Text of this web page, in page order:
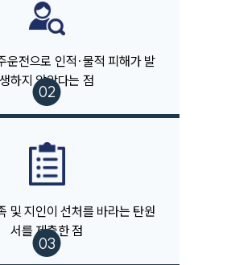
팀소개
대륜의 강점
오시는 길
벌 파트너 로펌
고객의 소리
통합검색
AI대륜
업무사례
주요 업무사례
분석/최신동향
법률정보
법률지식인
운전으로 인적·물적 피해가 발
생하지 않았다는 점
및 지인이 선처를 바라는 탄원
서를 제출한 점